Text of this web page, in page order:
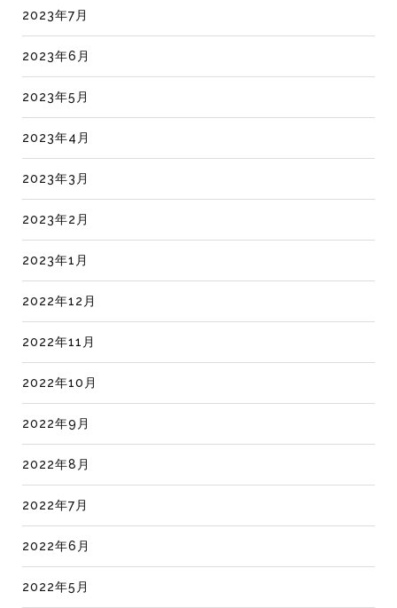
2023年7月
2023年6月
2023年5月
2023年4月
2023年3月
2023年2月
2023年1月
2022年12月
2022年11月
2022年10月
2022年9月
2022年8月
2022年7月
2022年6月
2022年5月